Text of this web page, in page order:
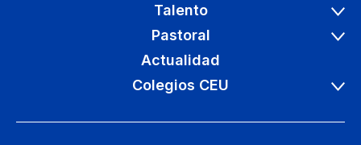
Talento
Pastoral
Actualidad
Colegios CEU